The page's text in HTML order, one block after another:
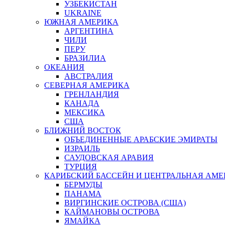
УЗБЕКИСТАН
UKRAINE
ЮЖНАЯ АМЕРИКА
АРГЕНТИНА
ЧИЛИ
ПЕРУ
БРАЗИЛИА
ОКЕАНИЯ
АВСТРАЛИЯ
СЕВЕРНАЯ АМЕРИКА
ГРЕНЛАНДИЯ
КАНАДА
МЕКСИКА
США
БЛИЖНИЙ ВОСТОК
ОБЪЕДИНЕННЫЕ АРАБСКИЕ ЭМИРАТЫ
ИЗРАИЛЬ
САУДОВСКАЯ АРАВИЯ
ТУРЦИЯ
КАРИБСКИЙ БАССЕЙН И ЦЕНТРАЛЬНАЯ
БЕРМУДЫ
ПАНАМА
ВИРГИНСКИЕ ОСТРОВА (США)
КАЙМАНОВЫ ОСТРОВА
ЯМАЙКА